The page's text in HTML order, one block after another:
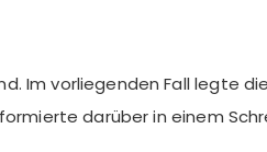
Im vorliegenden Fall legte
darüber in einem